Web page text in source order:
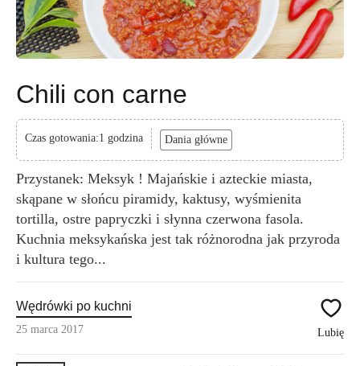
Chili con carne
Czas gotowania:1 godzina Dania główne
Przystanek: Meksyk ! Majańskie i azteckie miasta,
skąpane w słońcu piramidy, kaktusy, wyśmienita
tortilla, ostre papryczki i słynna czerwona fasola.
Kuchnia meksykańska jest tak różnorodna jak przyroda
i kultura tego...
Wędrówki po kuchni
25 marca 2017 Lubię